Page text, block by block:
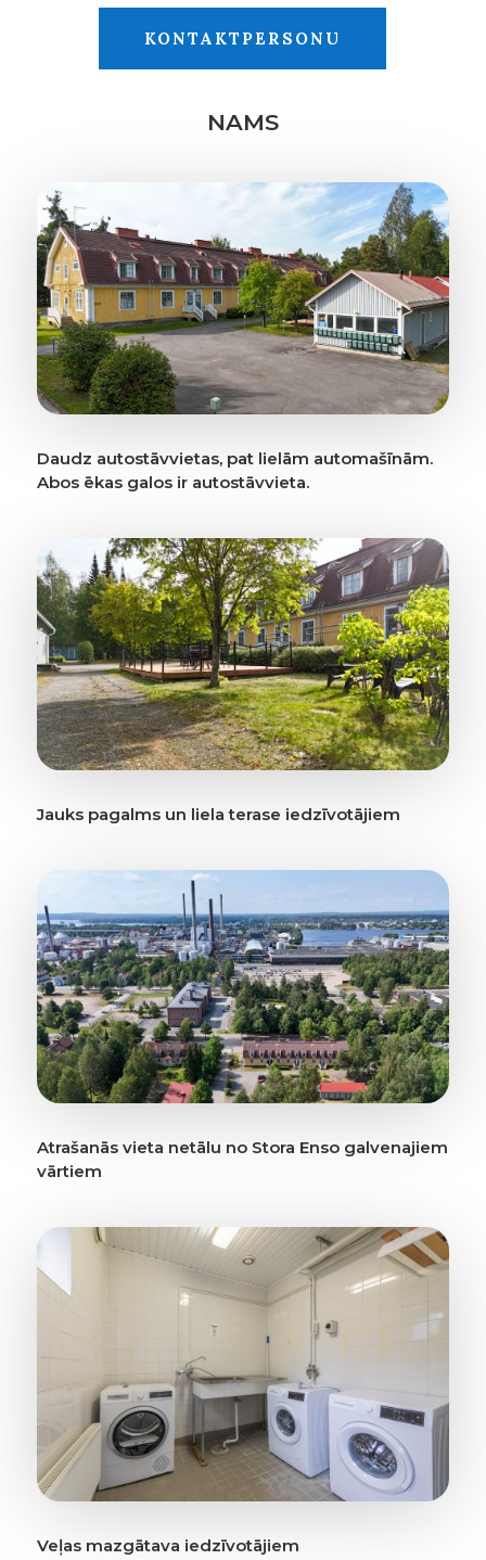
KONTAKTPERSONU
NAMS
Daudz autostāvvietas, pat lielām automašīnām.
Abos ēkas galos ir autostāvvieta.
Jauks pagalms un liela terase iedzīvotājiem
Atrašanās vieta netālu no Stora Enso galvenajiem
vārtiem
Veļas mazgātava iedzīvotājiem